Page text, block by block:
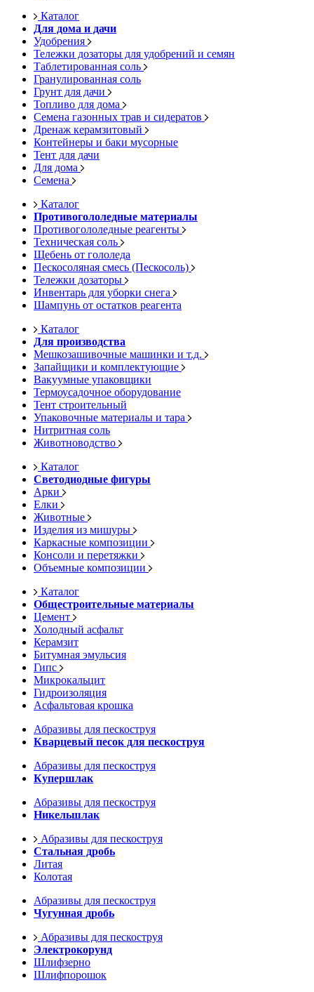
Каталог
Для дома и дачи
Удобрения
Тележки дозаторы для удобрений и семян
Таблетированная соль
Гранулированная соль
Грунт для дачи
Топливо для дома
Семена газонных трав и сидератов
Дренаж керамзитовый
Контейнеры и баки мусорные
Тент для дачи
Для дома
Семена
Каталог
Противогололедные материалы
Противогололедные реагенты
Техническая соль
Щебень от гололеда
Пескосоляная смесь (Пескосоль)
Тележки дозаторы
Инвентарь для уборки снега
Шампунь от остатков реагента
Каталог
Для производства
Мешкозашивочные машинки и т.д.
Запайщики и комплектующие
Вакуумные упаковщики
Термоусадочное оборудование
Тент строительный
Упаковочные материалы и тара
Нитритная соль
Животноводство
Каталог
Светодиодные фигуры
Арки
Елки
Животные
Изделия из мишуры
Каркасные композиции
Консоли и перетяжки
Объемные композиции
Каталог
Общестроительные материалы
Цемент
Холодный асфальт
Керамзит
Битумная эмульсия
Гипс
Микрокальцит
Гидроизоляция
Асфальтовая крошка
Абразивы для пескоструя
Кварцевый песок для пескоструя
Абразивы для пескоструя
Купершлак
Абразивы для пескоструя
Никельшлак
Абразивы для пескоструя
Стальная дробь
Литая
Колотая
Абразивы для пескоструя
Чугунная дробь
Абразивы для пескоструя
Электрокорунд
Шлифзерно
Шлифпорошок